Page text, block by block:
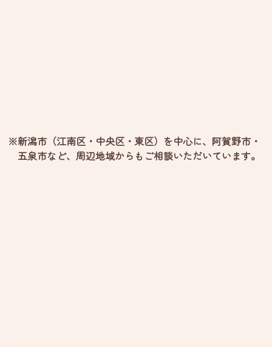
※新潟市（江南区・中央区・東区）を中心に、阿賀野市・
五泉市など、周辺地域からもご相談いただいています。